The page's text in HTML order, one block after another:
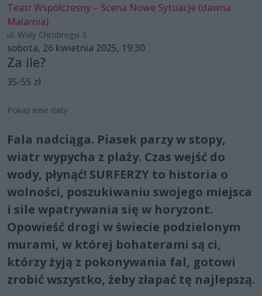
Teatr Współczesny – Scena Nowe Sytuacje (dawna
Malarnia)
ul. Wały Chrobrego 3
sobota, 26 kwietnia 2025, 19:30
Za ile?
35-55 zł
Pokaż inne daty
Fala nadciąga. Piasek parzy w stopy,
wiatr wypycha z plaży. Czas wejść do
wody, płynąć! SURFERZY to historia o
wolności, poszukiwaniu swojego miejsca
i sile wpatrywania się w horyzont.
Opowieść drogi w świecie podzielonym
murami, w której bohaterami są ci,
którzy żyją z pokonywania fal, gotowi
zrobić wszystko, żeby złapać tę najlepszą.